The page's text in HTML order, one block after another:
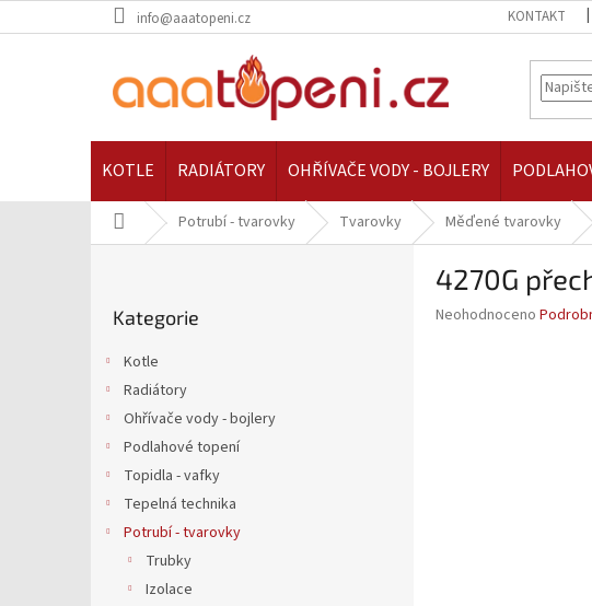
na
info@aaatopeni.cz KONTAKT
KOTLE RADIÁTORY OHŘÍVAČE VODY - BOJLERY
Domů Potrubí - tvarovky Tvarovky Měďené tvarovky
kategorie
Kategorie
Kotle
Radiátory
Ohřívače vody - bojlery
Podlahové topení
Topidla - vafky
Tepelná technika
Potrubí - tvarovky
Trubky
Izolace
4270G
Průměrné
Neohodnoceno